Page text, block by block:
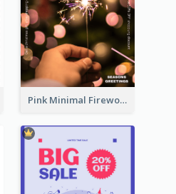
Pink Minimal Firework Christmas Sale Poster